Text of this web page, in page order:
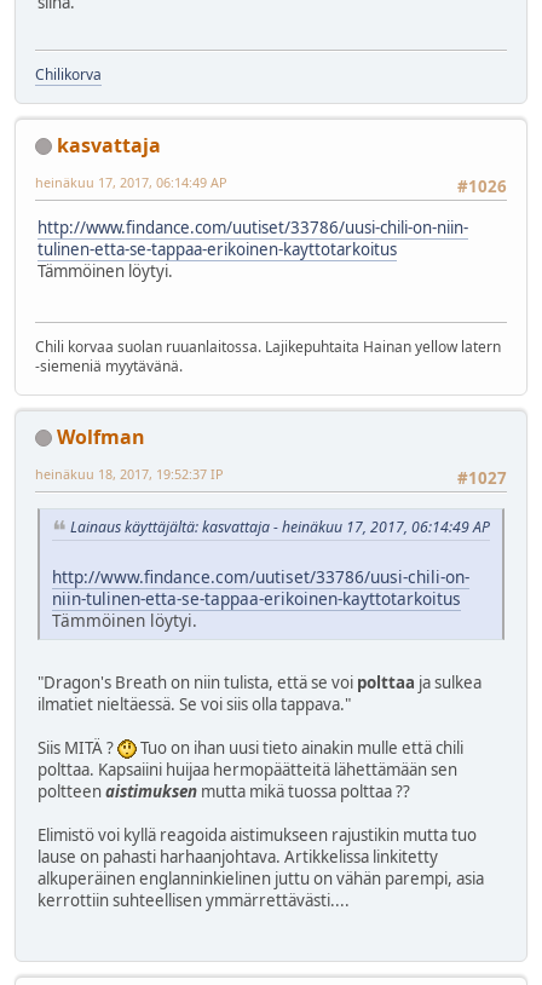
Chilikorva
kasvattaja
#1026
heinäkuu 17, 2017, 06:14:49 AP
http://www.findance.com/uutiset/33786/uusi-chili-on-niin-
tulinen-etta-se-tappaa-erikoinen-kayttotarkoitus
Tämmöinen löytyi.
Chili korvaa suolan ruuanlaitossa. Lajikepuhtaita Hainan yellow latern
-siemeniä myytävänä.
Wolfman
#1027
heinäkuu 18, 2017, 19:52:37 IP
Lainaus käyttäjältä: kasvattaja - heinäkuu 17, 2017, 06:14:49 AP
http://www.findance.com/uutiset/33786/uusi-chili-on-
niin-tulinen-etta-se-tappaa-erikoinen-kayttotarkoitus
Tämmöinen löytyi.
"Dragon's Breath on niin tulista, että se voi polttaa ja sulkea
ilmatiet nieltäessä. Se voi siis olla tappava."
Siis MITÄ ?
Tuo on ihan uusi tieto ainakin mulle että chili
polttaa. Kapsaiini huijaa hermopäätteitä lähettämään sen
poltteenaistimuksen mutta mikä tuossa polttaa ??
Elimistö voi kyllä reagoida aistimukseen rajustikin mutta tuo
lause on pahasti harhaanjohtava. Artikkelissa linkitetty
alkuperäinen englanninkielinen juttu on vähän parempi, asia
kerrottiin suhteellisen ymmärrettävästi....